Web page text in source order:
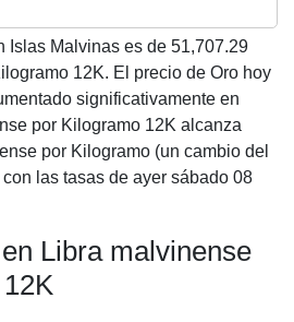
Islas Malvinas es de 51,707.29
12K. El precio de Oro hoy
significativamente en
por Kilogramo 12K alcanza
por Kilogramo (un cambio del
las tasas de ayer sábado 08
Libra malvinense